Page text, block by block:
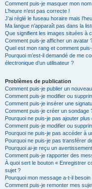
Comment puis-je masquer mon
L’heure n’est pas correcte !
J’ai réglé le fuseau horaire mais
Ma langue n’apparaît pas dans la
Que signifient les images situées à
Comment puis-je afficher un avatar
Quel est mon rang et comment
Pourquoi m’est-il demandé de me
électronique d’un utilisateur ?
Problèmes de publication
Comment puis-je publier un
Comment puis-je modifier ou
Comment puis-je insérer une
Comment puis-je créer un sondage
Pourquoi ne puis-je pas ajouter plus
Comment puis-je modifier ou
Pourquoi ne puis-je pas accéder à
Pourquoi ne puis-je pas transférer
Pourquoi ai-je reçu un
Comment puis-je rapporter des
À quoi sert le bouton « Enregistrer
sujet ?
Pourquoi mon message a-t-il besoin
Comment puis-je remonter mes